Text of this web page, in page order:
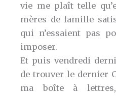
vie me plaît telle
mères de famille
qui n’essaient pas
imposer.
Et puis vendredi
de trouver le dernier
ma boîte à lettres,